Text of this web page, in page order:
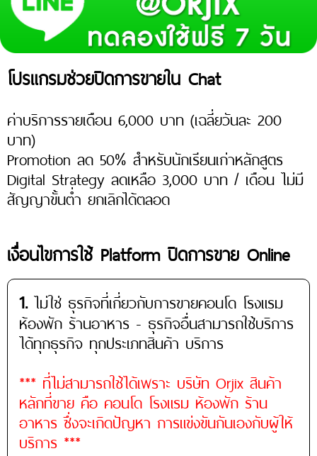
โปรแกรมช่วยปิดการขายใน Chat
ค่าบริการรายเดือน 6,000 บาท (เฉลี่ยวันละ 200
บาท)
Promotion ลด 50% สำหรับนักเรียนเก่าหลักสูตร
Digital Strategy ลดเหลือ 3,000 บาท / เดือน ไม่มี
สัญญาขั้นต่ำ ยกเลิกได้ตลอด
เงื่อนไขการใช้ Platform ปิดการขาย Online
1.ไม่ใช่ ธุรกิจที่เกี่ยวกับการขายคอนโด โรงแรม
ห้องพัก ร้านอาหาร - ธุรกิจอื่นสามารถใช้บริการ
ได้ทุกธุรกิจ ทุกประเภทสินค้า บริการ
*** ที่ไม่สามารถใช้ได้เพราะ บริษัท Orjix สินค้า
หลักที่ขาย คือ คอนโด โรงแรม ห้องพัก ร้าน
อาหาร ซึ่งจะเกิดปัญหา การแข่งขันกันเองกับผู้ให้
บริการ ***